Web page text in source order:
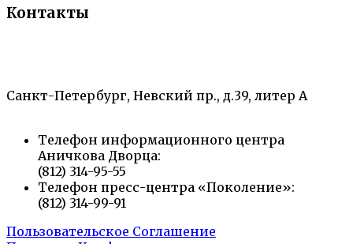
Контакты
Санкт-Петербург, Невский пр., д.39, литер А
Телефон информационного центра
Аничкова Дворца:
(812) 314-95-55
Телефон пресс-центра «Поколение»:
(812) 314-99-91
Пользовательское Соглашение